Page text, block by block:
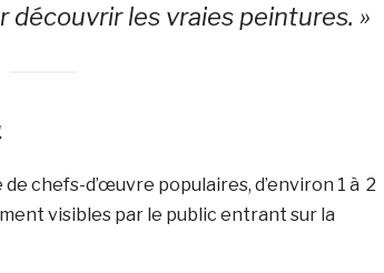
découvrir les vraies peintures. »
chefs-d’œuvre populaires, d’environ 1 à 2
visibles par le public entrant sur la